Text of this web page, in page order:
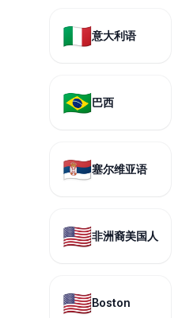
🇮🇹意大利语
🇧🇷巴西
🇷🇸塞尔维亚语
🇺🇸非洲裔美国人
🇺🇸Boston